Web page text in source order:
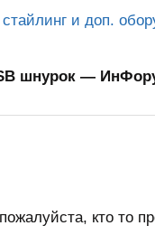
и доп.
шнурок —
кто то